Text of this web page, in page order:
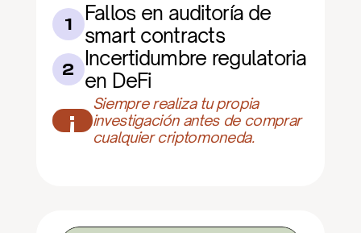
1
Fallos en auditoría de
smart contracts
2 Incertidumbre regulatoria
en DeFi
¡
Siempre realiza tu propia
investigación antes de comprar
cualquier criptomoneda.